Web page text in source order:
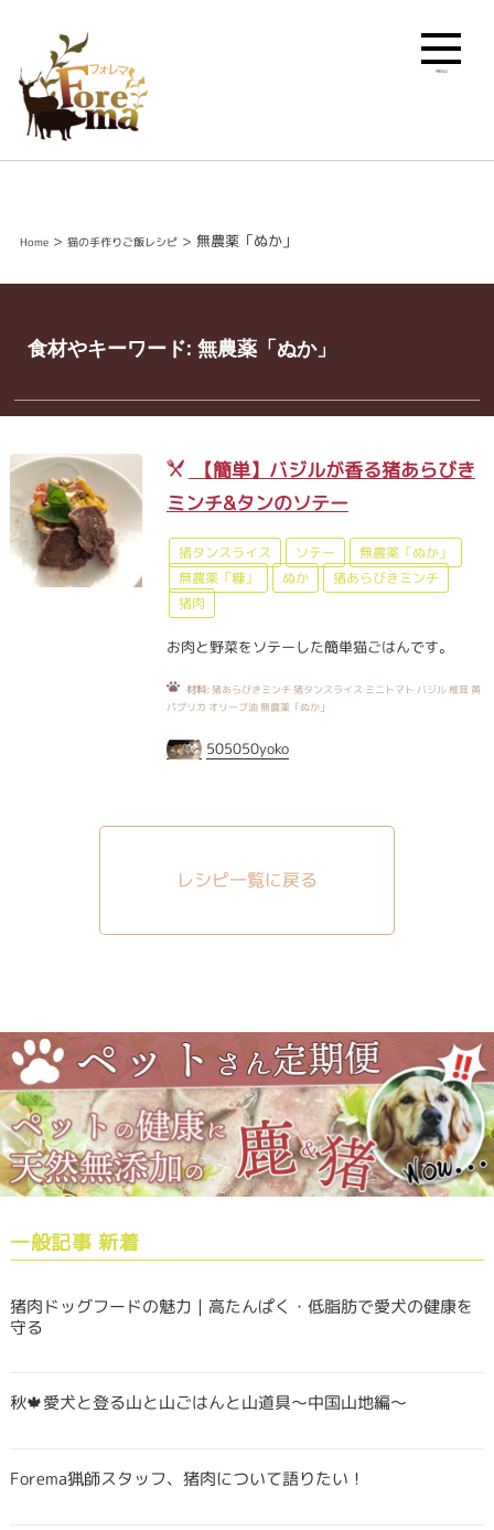
Home> 猫の手作りご飯レシピ> 無農薬「ぬか」
食材やキーワード:無農薬「ぬか」
【簡単】バジルが香る猪あらびき
ミンチ&タンのソテー
猪タンスライス ソテー
無農薬「ぬか」
無農薬「糠」
ぬか
猪あらびきミンチ
猪肉
お肉と野菜をソテーした簡単猫ごはんです。
材料:猪あらびきミンチ 猪タンスライス ミニトマト バジル 椎茸 黄
パプリカ オリーブ油 無農薬「ぬか」
505050yoko
レシピ一覧に戻る
MENU
一般記事 新着
猪肉ドッグフードの魅力｜高たんぱく・低脂肪で愛犬の健康を
守る
秋🍁愛犬と登る山と山ごはんと山道具〜中国山地編〜
Forema猟師スタッフ、猪肉について語りたい！